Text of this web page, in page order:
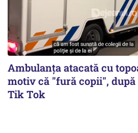
Ambulanța atacată cu
motiv că "fură copii",
Tik Tok